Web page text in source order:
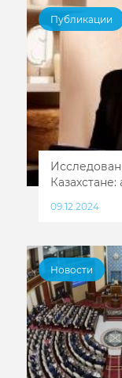
Публикации
Казахстане:
09.12.2024
Новости